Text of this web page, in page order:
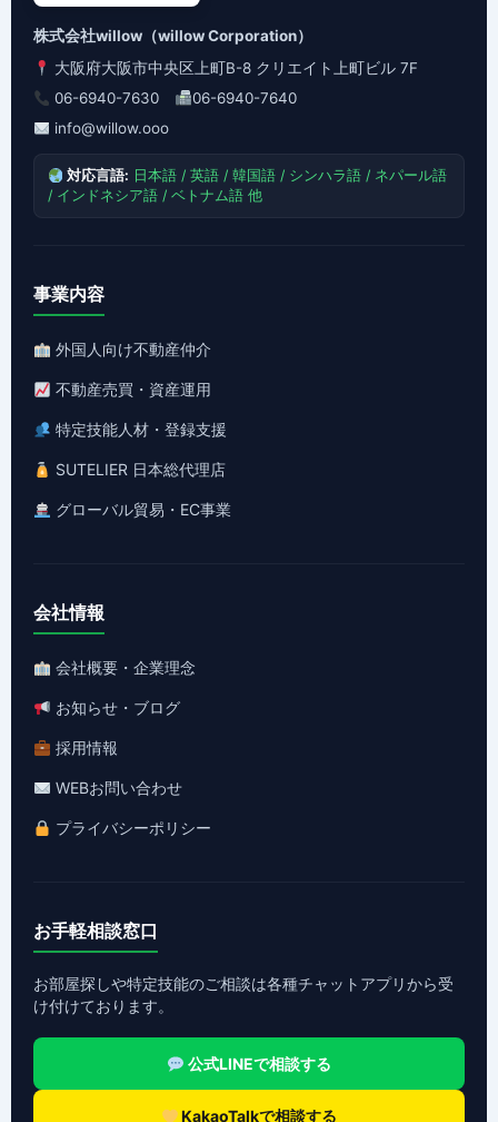
株式会社willow（willow Corporation）
大阪府大阪市中央区上町B-8 クリエイト上町ビル 7F
06-6940-7630
06-6940-7640
info@willow.ooo
対応言語: 日本語 / 英語 / 韓国語 / シンハラ語 / ネパール語
/ インドネシア語 / ベトナム語 他
事業内容
外国人向け不動産仲介
不動産売買・資産運用
特定技能人材・登録支援
SUTELIER 日本総代理店
グローバル貿易・EC事業
会社情報
会社概要・企業理念
お知らせ・ブログ
採用情報
WEBお問い合わせ
プライバシーポリシー
お手軽相談窓口
お部屋探しや特定技能のご相談は各種チャットアプリから受
け付けております。
公式LINEで相談する
KakaoTalkで相談する